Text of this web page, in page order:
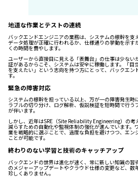
地道な作業とテストの連続
バックエンドエンジニアの業務は、システムの根幹を支
データ処理が正確に行われるか、仕様通りの挙動を示す
くの時間を費やします。
ユーザーから直接目に見える「表舞台」の仕事は少ない
証があるからこそ、システムは安全に稼働します。「目
を支えたい」という志向を持つ方にとって、バックエ
す。
緊急の障害対応
システムの根幹を担っている以上、万が一の障害発生時
ラブルの切り分け、ログ解析、仮説検証を短時間で行う
が伴います。
しかし、近年はSRE（Site Reliability Engineering）の
減らすための自動化や監視体制の強化が進んでいます。
業を戦略的に選ぶことで、過度な負担を避けつつ、エン
ことが可能です。
終わりのない学習と技術のキャッチアップ
バックエンドの世界は進化が速く、常に新しい知識の習
のメジャーアップデートやクラウド仕様の変更など、数
珍しくありません。